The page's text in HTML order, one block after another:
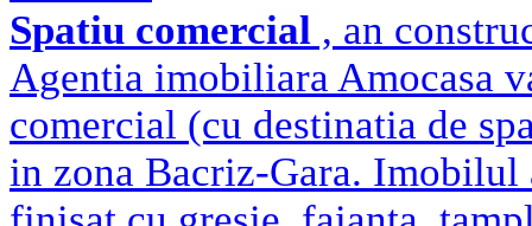
Spatiu comercial , an
Agentia imobiliara Amocasa
comercial (cu destinatia de
in zona Bacriz-Gara. Imobilul